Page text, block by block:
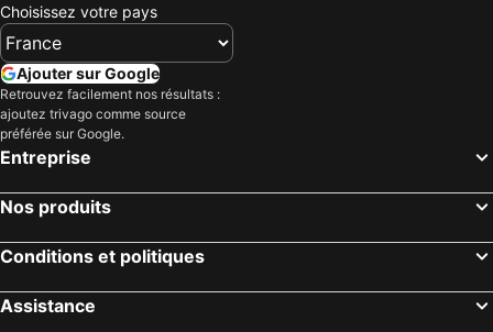
Choisissez votre pays
Ajouter sur Google
Retrouvez facilement nos résultats :
ajoutez trivago comme source
préférée sur Google.
Entreprise
Nos produits
Conditions et politiques
Assistance